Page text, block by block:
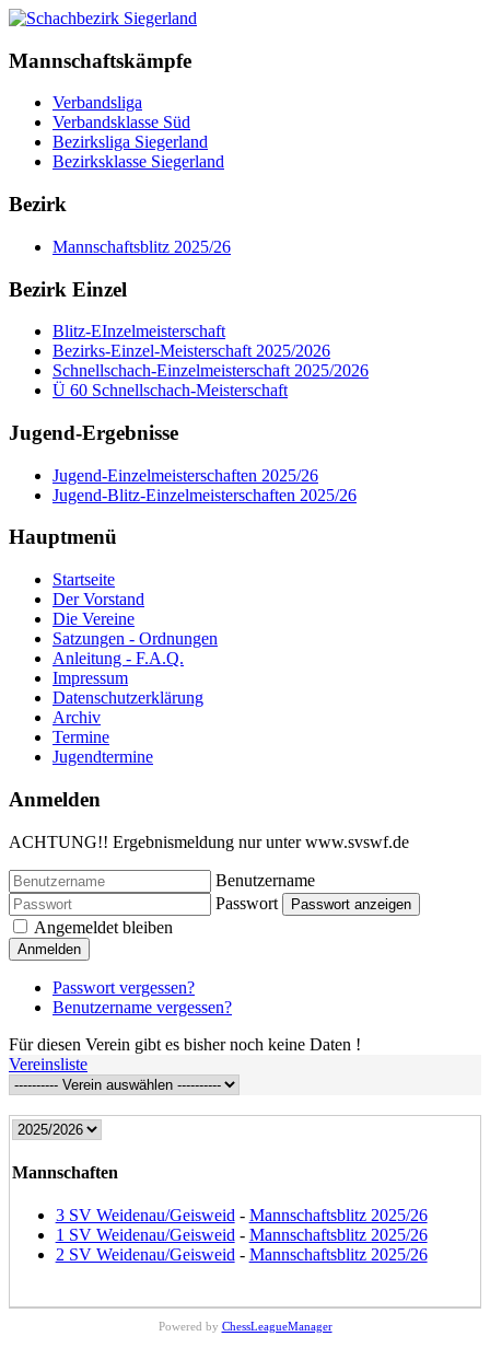
Mannschaftskämpfe
Verbandsliga
Verbandsklasse Süd
Bezirksliga Siegerland
Bezirksklasse Siegerland
Bezirk
Mannschaftsblitz 2025/26
Bezirk Einzel
Blitz-EInzelmeisterschaft
Bezirks-Einzel-Meisterschaft 2025/2026
Schnellschach-Einzelmeisterschaft 2025/2026
Ü 60 Schnellschach-Meisterschaft
Jugend-Ergebnisse
Jugend-Einzelmeisterschaften 2025/26
Jugend-Blitz-Einzelmeisterschaften 2025/26
Hauptmenü
Startseite
Der Vorstand
Die Vereine
Satzungen - Ordnungen
Anleitung - F.A.Q.
Impressum
Datenschutzerklärung
Archiv
Termine
Jugendtermine
Anmelden
ACHTUNG!! Ergebnismeldung nur unter www.svswf.de
Benutzername
Passwort
Passwort anzeigen
Angemeldet bleiben
Anmelden
Passwort vergessen?
Benutzername vergessen?
Für diesen Verein gibt es bisher noch keine Daten !
Vereinsliste
Mannschaften
3 SV Weidenau/Geisweid - Mannschaftsblitz 2025/26
1 SV Weidenau/Geisweid - Mannschaftsblitz 2025/26
2 SV Weidenau/Geisweid - Mannschaftsblitz 2025/26
Powered by ChessLeagueManager